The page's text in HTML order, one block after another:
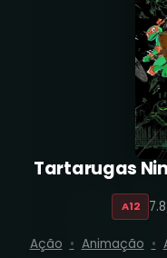
Tartarugas
A12
Ação Animação